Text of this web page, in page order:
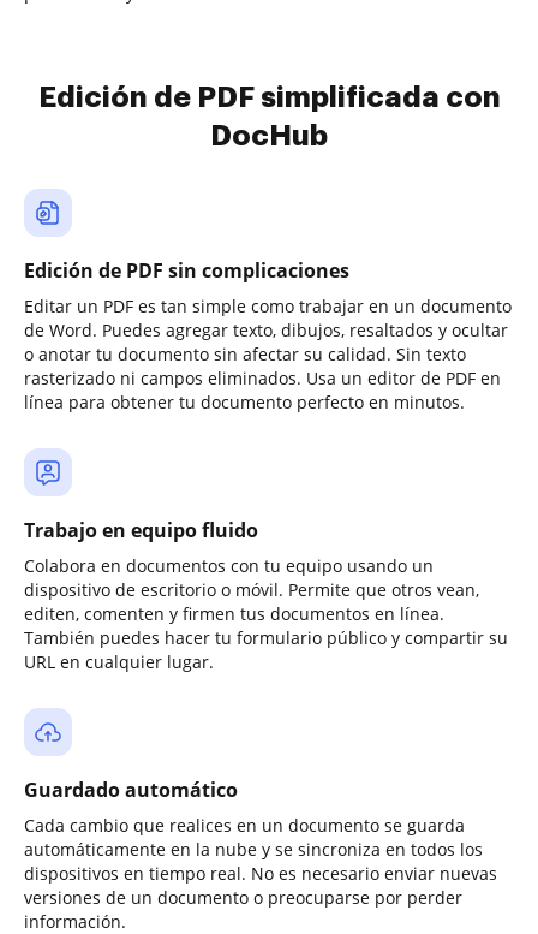
Edición de PDF simplificada con
DocHub
Edición de PDF sin complicaciones
Editar un PDF es tan simple como trabajar en un documento
de Word. Puedes agregar texto, dibujos, resaltados y ocultar
o anotar tu documento sin afectar su calidad. Sin texto
rasterizado ni campos eliminados. Usa un editor de PDF en
línea para obtener tu documento perfecto en minutos.
Trabajo en equipo fluido
Colabora en documentos con tu equipo usando un
dispositivo de escritorio o móvil. Permite que otros vean,
editen, comenten y firmen tus documentos en línea.
También puedes hacer tu formulario público y compartir su
URL en cualquier lugar.
Guardado automático
Cada cambio que realices en un documento se guarda
automáticamente en la nube y se sincroniza en todos los
dispositivos en tiempo real. No es necesario enviar nuevas
versiones de un documento o preocuparse por perder
información.